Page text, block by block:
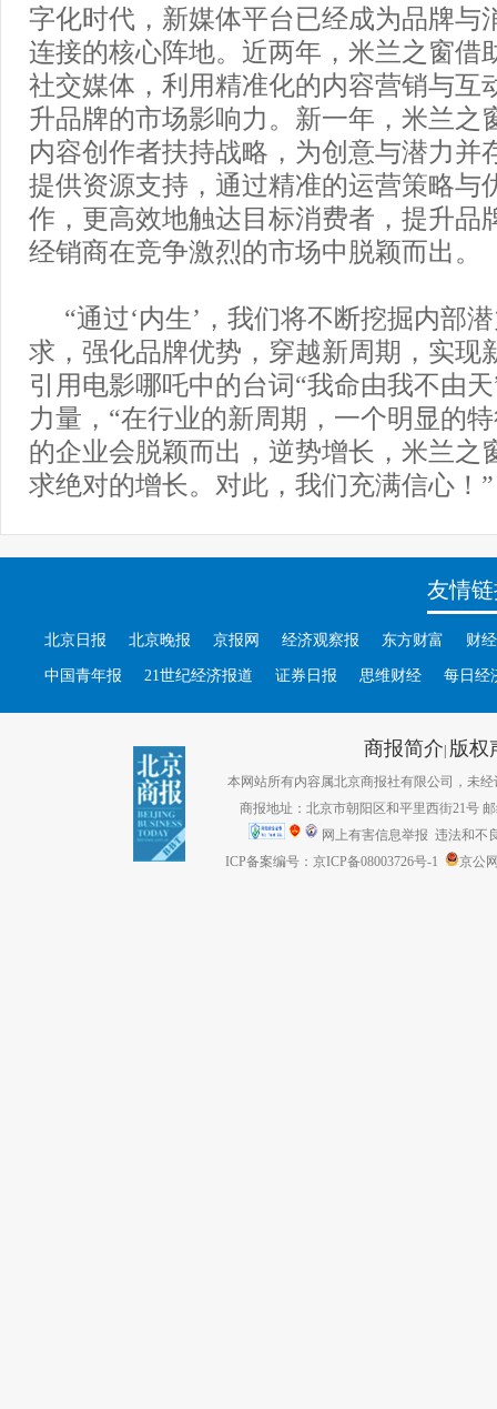
字化时代，新媒体平台已经成为品牌与
连接的核心阵地。近两年，米兰之窗借
社交媒体，利用精准化的内容营销与互
升品牌的市场影响力。新一年，米兰之
内容创作者扶持战略，为创意与潜力并
提供资源支持，通过精准的运营策略与
作，更高效地触达目标消费者，提升品
经销商在竞争激烈的市场中脱颖而出。
“通过‘内生’，我们将不断挖掘内部
求，强化品牌优势，穿越新周期，实现
引用电影哪吒中的台词“我命由我不由
力量，“在行业的新周期，一个明显的
的企业会脱颖而出，逆势增长，米兰之
求绝对的增长。对此，我们充满信心！”
友情
北京日报 北京晚报 京报网 经济观察报 东方财富 财
中国青年报 21世纪经济报道 证券日报 思维财经 每日经
商报简介 版权
本网站所有内容属北京商报社有限公司，未经
商报地址：北京市朝阳区和平里西街21号
网上有害信息举报 违法和不
ICP备案编号：京ICP备08003726号-1
京公